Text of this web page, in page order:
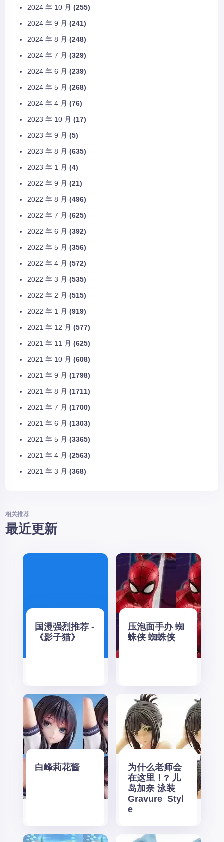
2024 年 10 月 (255)
2024 年 9 月 (241)
2024 年 8 月 (248)
2024 年 7 月 (329)
2024 年 6 月 (239)
2024 年 5 月 (268)
2024 年 4 月 (76)
2023 年 10 月 (17)
2023 年 9 月 (5)
2023 年 8 月 (635)
2023 年 1 月 (4)
2022 年 9 月 (21)
2022 年 8 月 (496)
2022 年 7 月 (625)
2022 年 6 月 (392)
2022 年 5 月 (356)
2022 年 4 月 (572)
2022 年 3 月 (535)
2022 年 2 月 (515)
2022 年 1 月 (919)
2021 年 12 月 (577)
2021 年 11 月 (625)
2021 年 10 月 (608)
2021 年 9 月 (1798)
2021 年 8 月 (1711)
2021 年 7 月 (1700)
2021 年 6 月 (1303)
2021 年 5 月 (3365)
2021 年 4 月 (2563)
2021 年 3 月 (368)
相关推荐
最近更新
国漫强烈推荐 -
《影子猫》
压泡面手办 蜘
蛛侠 蜘蛛侠
白峰莉花酱
为什么老师会
在这里！? 儿
岛加奈 泳装
Gravure_Styl
e